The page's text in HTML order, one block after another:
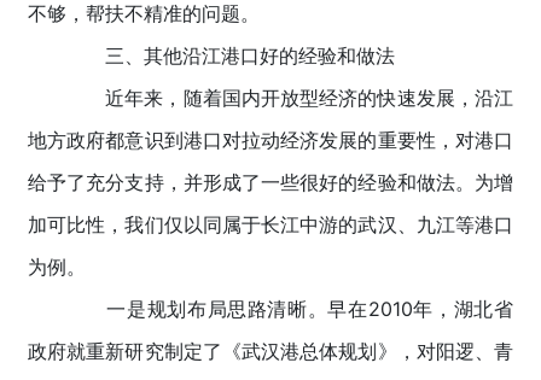
不够，帮扶不精准的问题。
三、其他沿江港口好的经验和做法
近年来，随着国内开放型经济的快速发展，沿江
地方政府都意识到港口对拉动经济发展的重要性，对港口
给予了充分支持，并形成了一些很好的经验和做法。为增
加可比性，我们仅以同属于长江中游的武汉、九江等港口
为例。
一是规划布局思路清晰。早在2010年，湖北省
政府就重新研究制定了《武汉港总体规划》，对阳逻、青